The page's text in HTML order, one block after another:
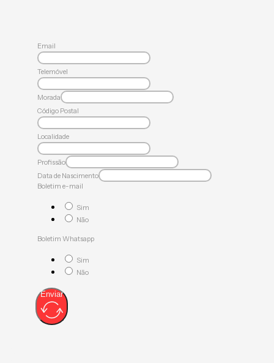
Email
Telemóvel
Morada
Código Postal
Localidade
Profissão
Data de Nascimento
Boletim e-mail
Sim
Não
Boletim Whatsapp
Sim
Não
Enviar